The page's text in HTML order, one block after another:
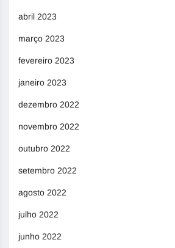
abril 2023
março 2023
fevereiro 2023
janeiro 2023
dezembro 2022
novembro 2022
outubro 2022
setembro 2022
agosto 2022
julho 2022
junho 2022